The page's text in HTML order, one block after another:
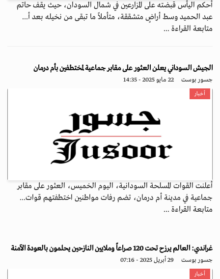
أحكم اليأس قبضته على المزارعين في شمال السودان، حيث يقف حاتم
عبد الحميد وسط أراضٍ متشققة، متأملاً ما تبقى من نخيله بعد أ...
متابعة القراءة ...
الجيش السوداني يعلن العثور على مقابر جماعية لمختطفين بأم درمان
جسور بوست 22 مايو 2025 - 14:35
أخبار
أعلنت القوات المسلحة السودانية، اليوم الخميس، العثور على مقابر
جماعية في مدينة أم درمان، تضم رفات مواطنين اختطفتهم قوات...
متابعة القراءة ...
غراندي: العالم يرزح تحت 120 صراعاً وملايين النازحين يحلمون بالعودة الآمنة
جسور بوست 29 أبريل 2025 - 07:16
أخبار